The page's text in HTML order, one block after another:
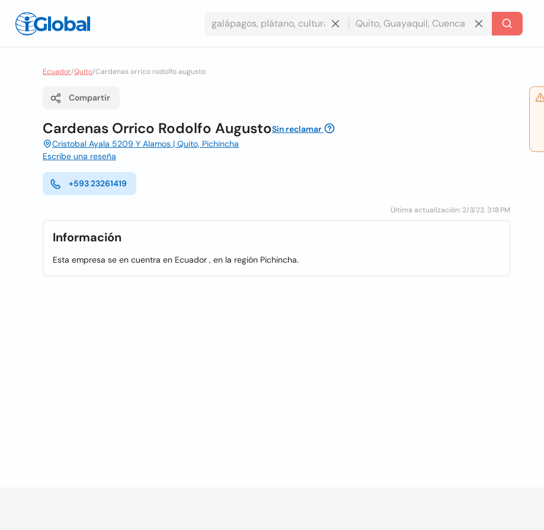
Ecuador/Quito/Cardenas orrico rodolfo augusto
Compartir
Cardenas Orrico Rodolfo AugustoSin reclamar
Cristobal Ayala 5209 Y Alamos | Quito, Pichincha
Escribe una reseña
+593 23261419
Última actualización: 2/3/23, 3:18 PM
Información
Esta empresa se en cuentra en Ecuador , en la región Pichincha.